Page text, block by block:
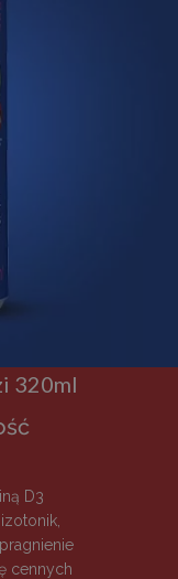
320ml
D3
cennych